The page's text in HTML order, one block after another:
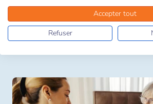
remboursements de l‘assurance maladie
permettre de faire face aux dépenses qui
que celles‐ci soient liées à une maladie, un
maternité.
Lire la suite
Accepter tout
Refuser